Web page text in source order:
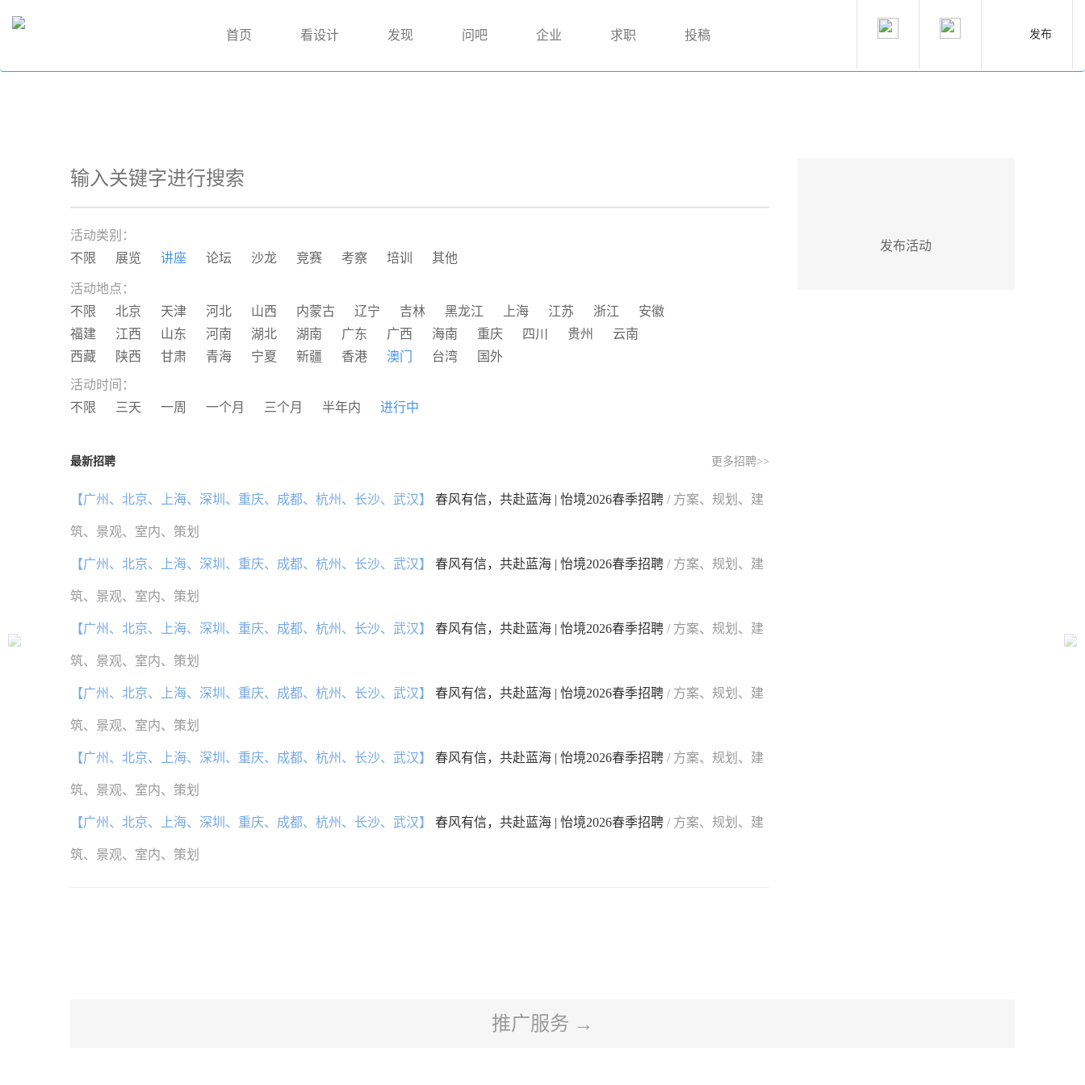
首页 看设计 发现 问吧 企业 求职 投稿 发布
活动类别：
不限
展览 讲座 论坛 沙龙 竞赛 考察 培训 其他
活动地点：
不限
北京 天津 河北 山西 内蒙古 辽宁 吉林 黑龙江 上海 江苏 浙江
安徽
福建
江西 山东 河南 湖北 湖南 广东 广西 海南 重庆 四川 贵州
云南
西藏
陕西 甘肃 青海 宁夏 新疆 香港 澳门 台湾 国外
活动时间：
不限
三天 一周 一个月 三个月 半年内 进行中
最新招聘 更多招聘>>
【广州、北京、上海、深圳、重庆、成都、杭州、长沙、武汉】 春风有信，共赴蓝海 | 怡境2026春季招聘 / 方案、规划、建
筑、景观、室内、策划
【广州、北京、上海、深圳、重庆、成都、杭州、长沙、武汉】 春风有信，共赴蓝海 | 怡境2026春季招聘 / 方案、规划、建
筑、景观、室内、策划
【广州、北京、上海、深圳、重庆、成都、杭州、长沙、武汉】 春风有信，共赴蓝海 | 怡境2026春季招聘 / 方案、规划、建
筑、景观、室内、策划
【广州、北京、上海、深圳、重庆、成都、杭州、长沙、武汉】 春风有信，共赴蓝海 | 怡境2026春季招聘 / 方案、规划、建
筑、景观、室内、策划
【广州、北京、上海、深圳、重庆、成都、杭州、长沙、武汉】 春风有信，共赴蓝海 | 怡境2026春季招聘 / 方案、规划、建
筑、景观、室内、策划
【广州、北京、上海、深圳、重庆、成都、杭州、长沙、武汉】 春风有信，共赴蓝海 | 怡境2026春季招聘 / 方案、规划、建
筑、景观、室内、策划
发布活动
推广服务 →